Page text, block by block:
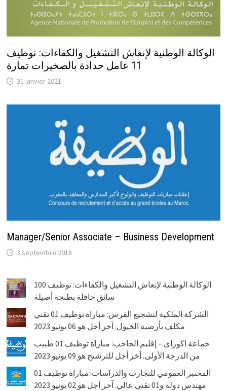
الوكالة الوطنية لإنعاش التشغيل والكفاءات: توظيف
11 عامل حدادة بالصخيرات تمارة
31 janvier 2021
Manager/Senior Associate – Business Development
3 septembre 2018
الوكالة الوطنية لإنعاش التشغيل والكفاءات: توظيف 100
سائق حافلة بطنجة أصيلة
الشركة الملكية لتشجيع الفرس: مباراة توظيف 01 تقني
مكلف بأرضية الخيول. آخر أجل هو 06 يونيو 2023
جماعة اكوراي – إقليم الحاجب: مباراة توظيف 01 طبيب
من الدرجة الأولى. آخر أجل للترشيح هو 09 يونيو 2023
المختبر العمومي للتجارب والدراسات: مباراة توظيف 01
مهندس دولة و01 تقني عالي. آخر أجل هو 02 يونيو 2023